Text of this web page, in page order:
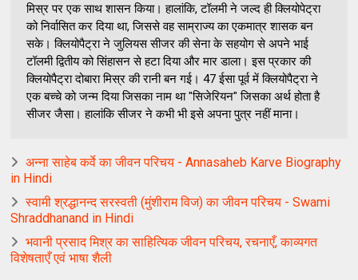
मिस्र पर एक साथ शासन किया। हालांकि, टॉलमी ने जल्द ही क्लियोपेट्रा
को निर्वासित कर दिया था, जिससे वह साम्राज्य का एकमात्र शासक बन
सके। क्लियोपैट्रा ने जुलियस सीजर की सेना के सहयोग से अपने भाई
टॉलमी द्वितीय को सिंहासन से हटा दिया और मार डाला। इस प्रकार की
क्लियोपैट्रा दोबारा मिस्र की रानी बन गई। 47 ईसा पूर्व में क्लियोपैट्रा ने
एक बच्चे को जन्म दिया जिसका नाम था "सिजेरियन" जिसका अर्थ होता है
सीजर जैसा। हालांकि सीजर ने कभी भी इसे अपना पुत्र नहीं माना।
अन्‍ना साहेब कर्वे का जीवन परिचय - Annasaheb Karve Biography
in Hindi
स्वामी श्रद्धानन्द सरस्वती (मुंशीराम विज) का जीवन परिचय - Swami
Shraddhanand in Hindi
भवानी प्रसाद मिश्र का साहित्यिक जीवन परिचय, रचनाएँ, काव्यगत
विशेषताएँ एवं भाषा शैली